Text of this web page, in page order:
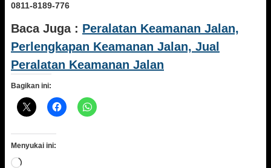
0811-8189-776
Baca Juga : Peralatan Keamanan Jalan,
Perlengkapan Keamanan Jalan, Jual
Peralatan Keamanan Jalan
Bagikan ini:
Menyukai ini:
Memuat...